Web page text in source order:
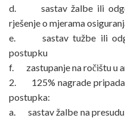
d. sastav žalbe ili
rješenje o mjerama
e. sastav tužbe ili
postupku
f. zastupanje na ročištu u
2. 125% nagrade pripada
postupka:
a. sastav žalbe na